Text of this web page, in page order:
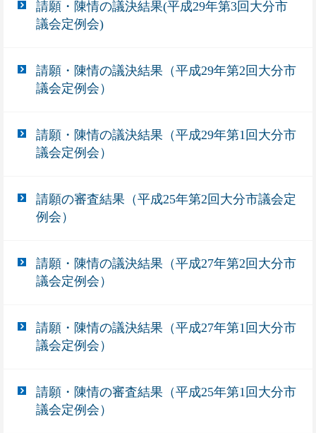
請願・陳情の議決結果(平成29年第3回大分市
議会定例会)
請願・陳情の議決結果（平成29年第2回大分市
議会定例会）
請願・陳情の議決結果（平成29年第1回大分市
議会定例会）
請願の審査結果（平成25年第2回大分市議会定
例会）
請願・陳情の議決結果（平成27年第2回大分市
議会定例会）
請願・陳情の議決結果（平成27年第1回大分市
議会定例会）
請願・陳情の審査結果（平成25年第1回大分市
議会定例会）